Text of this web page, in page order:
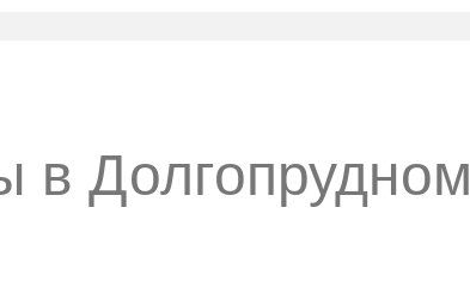
в Долгопрудном